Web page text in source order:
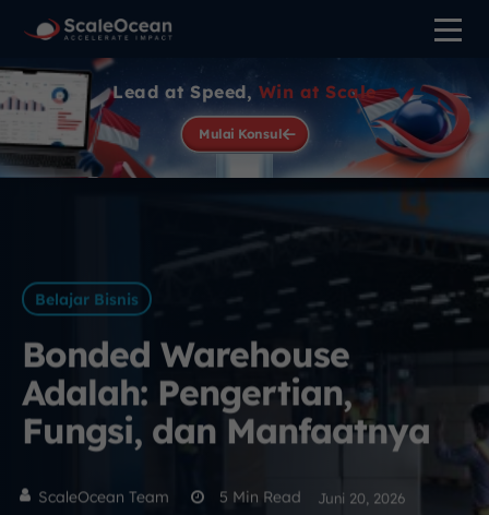
Lead at Speed, Win at Scale
Mulai Konsul
Belajar Bisnis
Bonded Warehouse
Adalah: Pengertian,
Fungsi, dan Manfaatnya
ScaleOcean Team 5 Min Read Juni 20, 2026